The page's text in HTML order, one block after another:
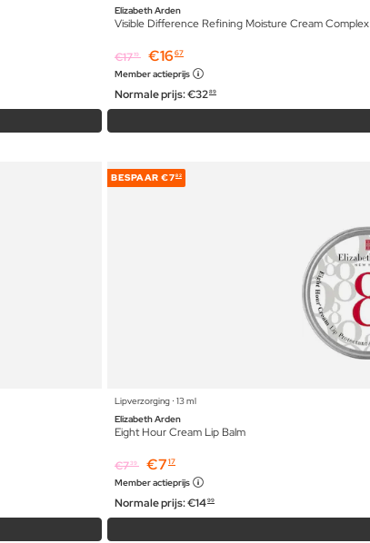
Elizabeth Arden
Visible Difference Refining Moisture Cream Complex
€1719 €1667
Member actieprijs
Normale prijs:€3289
BESPAAR €782
Lipverzorging ⋅ 13 ml
Elizabeth Arden
Eight Hour Cream Lip Balm
€739 €7 17
Member actieprijs
Normale prijs:€1499